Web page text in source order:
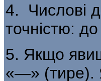
4. Числові
точ­ністю:
5. Якщо
«—» (тире).